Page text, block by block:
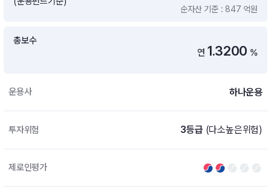
순자산 기준 : 847 억원
총보수
연 1.3200 %
운용사 하나운용
투자위험 3등급 (다소높은위험)
제로인평가
ETF 비교
연금 ETF 검색
미국ETF테마
연금 펀드 검색
투자 라이브러리
ETF 처음투자
내맘대로 만들기
DIY 포트 관리
고객라운지
이벤트
공지사항